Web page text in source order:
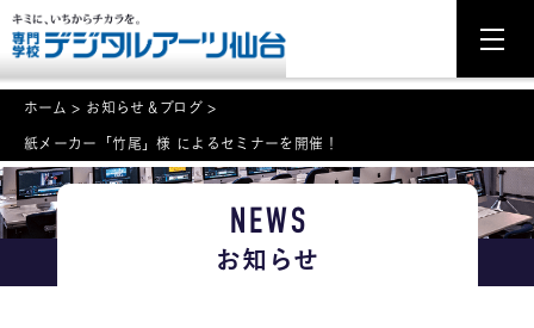
NEWS
学科・専攻案内
ホーム > お知らせ＆ブログ >
紙メーカー「竹尾」様 によるセミナーを開催！
NEWS
お知らせ